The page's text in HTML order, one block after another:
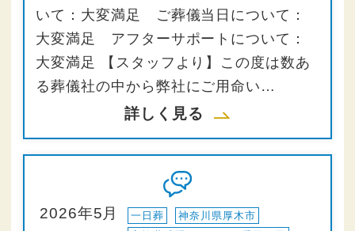
いて：大変満足 ご葬儀当日について：
大変満足 アフターサポートについて：
大変満足 【スタッフより】この度は数あ
る葬儀社の中から弊社にご用命い…
詳しく見る
2026年5月 一日葬
神奈川県厚木市